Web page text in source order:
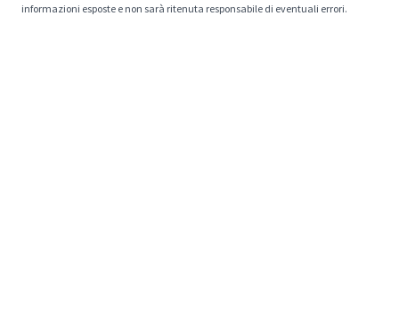
informazioni esposte e non sarà ritenuta responsabile di eventuali errori.